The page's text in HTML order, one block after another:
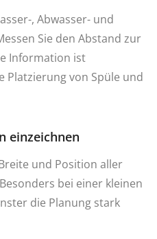
, Abwasser- und
Sie den Abstand zur
Information ist
Platzierung von Spüle und
einzeichnen
und Position aller
bei einer kleinen
die Planung stark